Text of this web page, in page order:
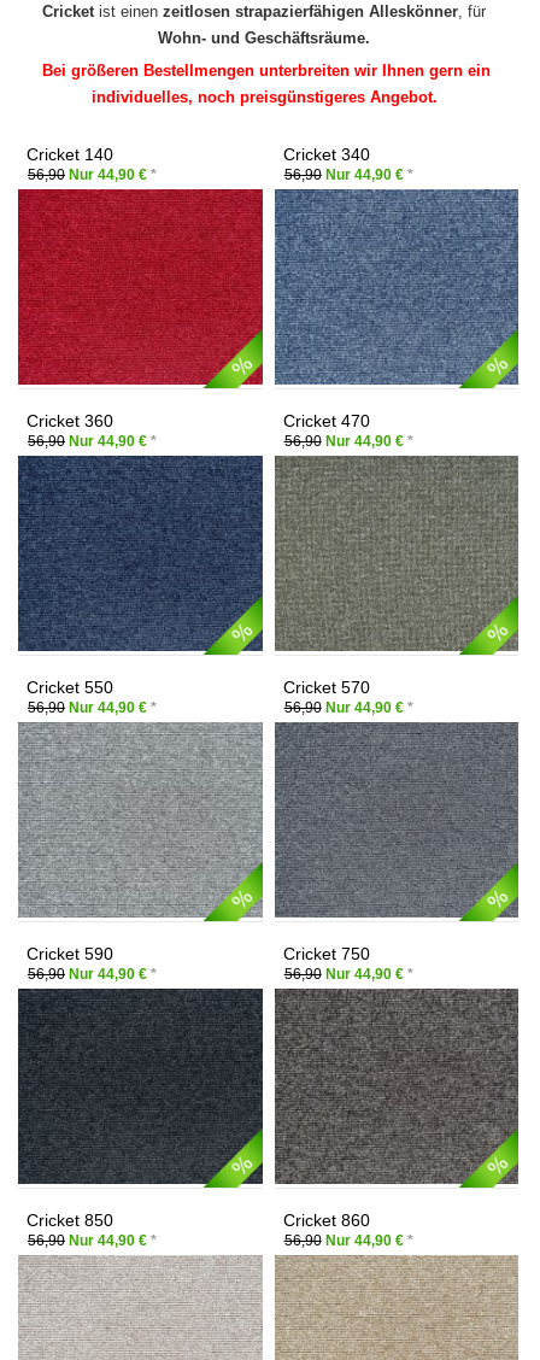
Cricket ist einenzeitlosen strapazierfähigen Alleskönner , für
Wohn- und Geschäftsräume.
Bei größeren Bestellmengen unterbreiten wir Ihnen gern ein
individuelles, noch preisgünstigeres Angebot.
Cricket 140
56,90 Nur 44,90 € *
Cricket 340
56,90Nur 44,90 € *
Cricket 360
56,90 Nur 44,90 € *
Cricket 470
56,90Nur 44,90 € *
Cricket 550
56,90 Nur 44,90 € *
Cricket 570
56,90Nur 44,90 € *
Cricket 590
56,90 Nur 44,90 € *
Cricket 750
56,90Nur 44,90 € *
Cricket 850
56,90 Nur 44,90 € *
Cricket 860
56,90Nur 44,90 € *